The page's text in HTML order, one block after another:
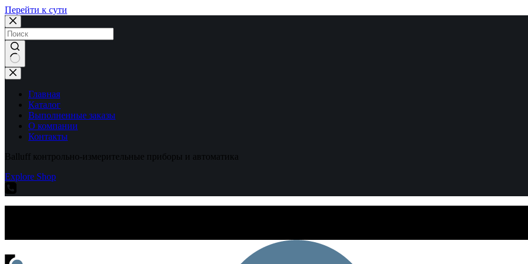
Перейти к сути
Ничего
не
найденоГлавная
Каталог
Выполненные заказы
О компании
Контакты
Balluff контрольно-измерительные приборы и автоматика
Explore Shop